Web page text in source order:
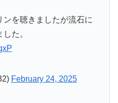
を聴きましたが流石に
た。
February 24, 2025